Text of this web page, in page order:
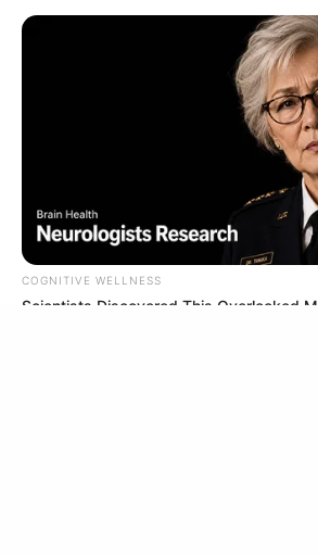
This New Will Give You An
เพื่อการนำเสนอเนื้อหาที่ดี รวมถึงการจัดการข้อมูล
ประสบการณ์ที่ดีบนบริการของเว็บไซต์เรา หากคุณใช้
ไม่มีการปรับตั้งค่าใดๆนั้น แสดงว่าคุณยอมรับนโยบา
ยอมรับ เรียนรู้เพิ่มเติม
COGNITIVE WELLNESS
Scientists Discovered This Overlooked